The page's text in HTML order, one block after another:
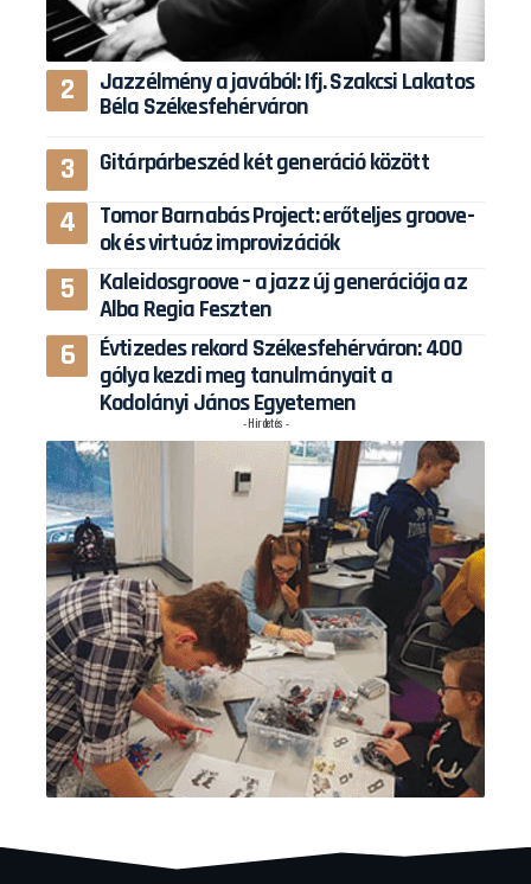
Jazzélmény a javából: Ifj. Szakcsi Lakatos
Béla Székesfehérváron
Gitárpárbeszéd két generáció között
Tomor Barnabás Project: erőteljes groove-
ok és virtuóz improvizációk
Kaleidosgroove – a jazz új generációja az
Alba Regia Feszten
Évtizedes rekord Székesfehérváron: 400
gólya kezdi meg tanulmányait a
Kodolányi János Egyetemen
- Hirdetés -